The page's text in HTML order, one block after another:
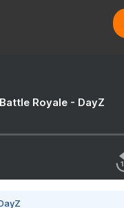
Royale - DayZ